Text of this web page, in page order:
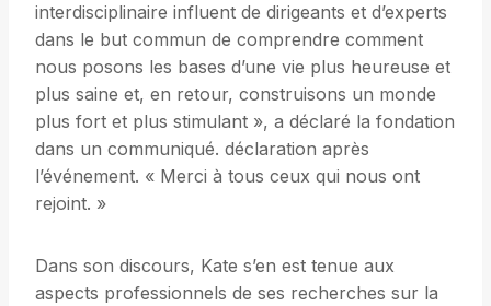
interdisciplinaire influent de dirigeants et d’experts
dans le but commun de comprendre comment
nous posons les bases d’une vie plus heureuse et
plus saine et, en retour, construisons un monde
plus fort et plus stimulant », a déclaré la fondation
dans un communiqué. déclaration après
l’événement. « Merci à tous ceux qui nous ont
rejoint. »
Dans son discours, Kate s’en est tenue aux
aspects professionnels de ses recherches sur la